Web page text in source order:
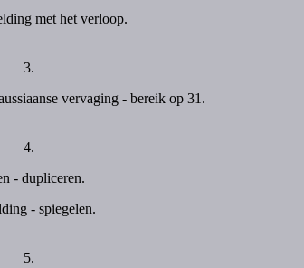
met het verloop.
3.
vervaging - bereik op 31.
4.
- dupliceren.
- spiegelen.
5.